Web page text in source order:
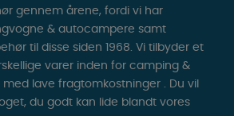
gennem årene, fordi vi har
& autocampere samt
til disse siden 1968. Vi tilbyder et
varer inden for camping &
lave fragtomkostninger . Du vil
du godt kan lide blandt vores